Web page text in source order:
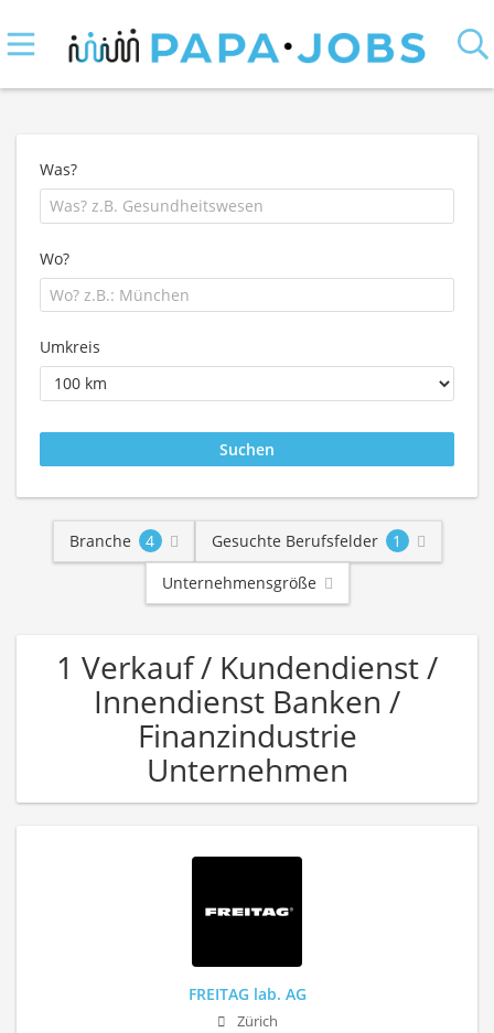
Was?
Wo?
Umkreis
Branche 4 Gesuchte Berufsfelder
1
Unternehmensgröße
1 Verkauf / Kundendienst /
Innendienst Banken /
Finanzindustrie
Unternehmen
FREITAG lab. AG
Zürich